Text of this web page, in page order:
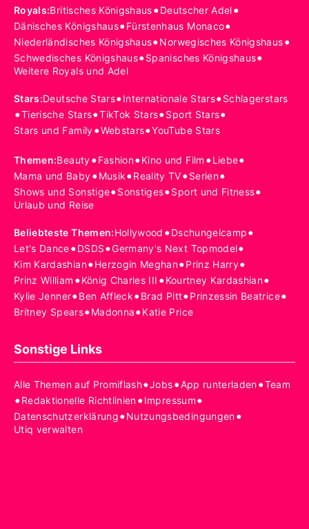
Royals:Britisches Königshaus•Deutscher Adel•
Dänisches Königshaus•Fürstenhaus Monaco•
Niederländisches Königshaus•Norwegisches Königshaus•
Schwedisches Königshaus•Spanisches Königshaus•
Weitere Royals und Adel
Stars:Deutsche Stars•Internationale Stars•Schlagerstars
•Tierische Stars•TikTok Stars•Sport Stars•
Stars und Family•Webstars•YouTube Stars
Themen:Beauty•Fashion•Kino und Film •Liebe•
Mama und Baby•Musik•Reality TV•Serien•
Shows und Sonstige•Sonstiges•Sport und Fitness•
Urlaub und Reise
Beliebteste Themen:Hollywood •Dschungelcamp•
Let's Dance•DSDS•Germany's Next Topmodel•
Kim Kardashian•Herzogin Meghan•Prinz Harry•
Prinz William •König Charles III •Kourtney Kardashian•
Kylie Jenner•Ben Affleck•Brad Pitt•Prinzessin Beatrice•
Britney Spears•Madonna•Katie Price
Sonstige Links
Alle Themen auf Promiflash•Jobs•App runterladen•Team
•Redaktionelle Richtlinien•Impressum•
Datenschutzerklärung•Nutzungsbedingungen•
Utiq verwalten